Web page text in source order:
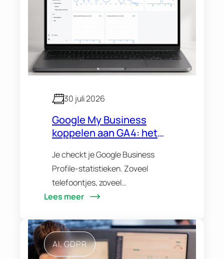
30 juli 2026
Google My Business
koppelen aan GA4: het
(2026)
Je checkt je Google Business
Profile-statistieken. Zoveel
telefoontjes, zoveel
routebeschrijvingen, zoveel klikks
naar GA4 om te zien wat er op je
site gebeurt. Twee tabbladen,
twee…
Lees meer
AI, GDPR